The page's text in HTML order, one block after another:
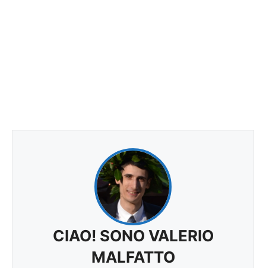
CIAO! SONO VALERIO
MALFATTO